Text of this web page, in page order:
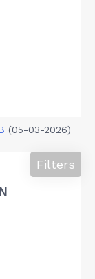
(05-03-2026)
Filters